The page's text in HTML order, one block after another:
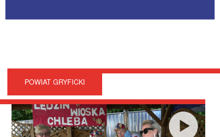
POWIAT GRYFICKI